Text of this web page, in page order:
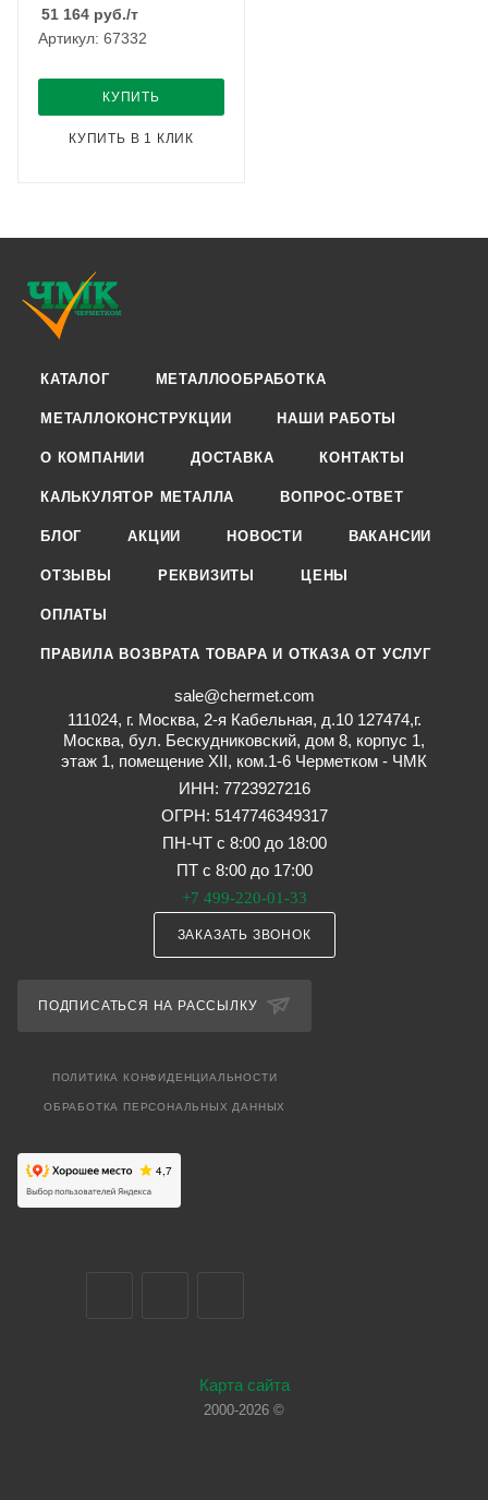
51 164 руб./т
Артикул: 67332
КУПИТЬ
КУПИТЬ В 1 КЛИК
КАТАЛОГ МЕТАЛЛООБРАБОТКА
МЕТАЛЛОКОНСТРУКЦИИ НАШИ РАБОТЫ
О КОМПАНИИ ДОСТАВКА КОНТАКТЫ
КАЛЬКУЛЯТОР МЕТАЛЛА ВОПРОС-ОТВЕТ
БЛОГ АКЦИИ НОВОСТИ ВАКАНСИИ
ОТЗЫВЫ РЕКВИЗИТЫ ЦЕНЫ
ОПЛАТЫ
ПРАВИЛА ВОЗВРАТА ТОВАРА И ОТКАЗА ОТ УСЛУГ
sale@chermet.com
111024, г. Москва, 2-я Кабельная, д.10 127474,г.
Москва, бул. Бескудниковский, дом 8, корпус 1,
этаж 1, помещение XII, ком.1-6 Черметком - ЧМК
ИНН: 7723927216
ОГРН: 5147746349317
ПН-ЧТ с 8:00 до 18:00
ПТ с 8:00 до 17:00
+7 499-220-01-33
ЗАКАЗАТЬ ЗВОНОК
ПОДПИСАТЬСЯ НА РАССЫЛКУ
ПОЛИТИКА КОНФИДЕНЦИАЛЬНОСТИ
ОБРАБОТКА ПЕРСОНАЛЬНЫХ ДАННЫХ
Карта сайта
2000-2026 ©